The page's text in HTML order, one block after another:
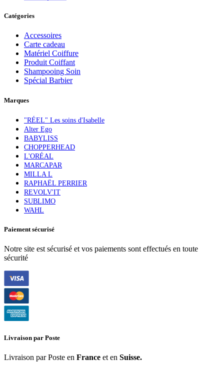
Catégories
Accessoires
Carte cadeau
Matériel Coiffure
Produit Coiffant
Shampooing Soin
Spécial Barbier
Marques
"RÉEL" Les soins d'Isabelle
Alter Ego
BABYLISS
CHOPPERHEAD
L'ORÉAL
MARCAPAR
MILLA L
RAPHAËL PERRIER
REVOLV'IT
SUBLIMO
WAHL
Paiement sécurisé
Notre site est sécurisé et vos paiements sont effectués en toute
sécurité
Livraison par Poste
Livraison par Poste en France et en Suisse.